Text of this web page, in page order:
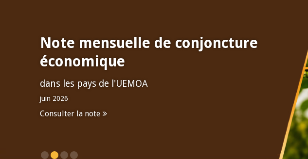
Note mensuelle de conjoncture
économique
dans les pays de l'UEMOA
juin 2026
Consulter la note